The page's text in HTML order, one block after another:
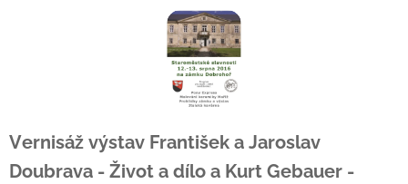
Vernisáž výstav František a Jaroslav
Doubrava - Život a dílo a Kurt Gebauer -